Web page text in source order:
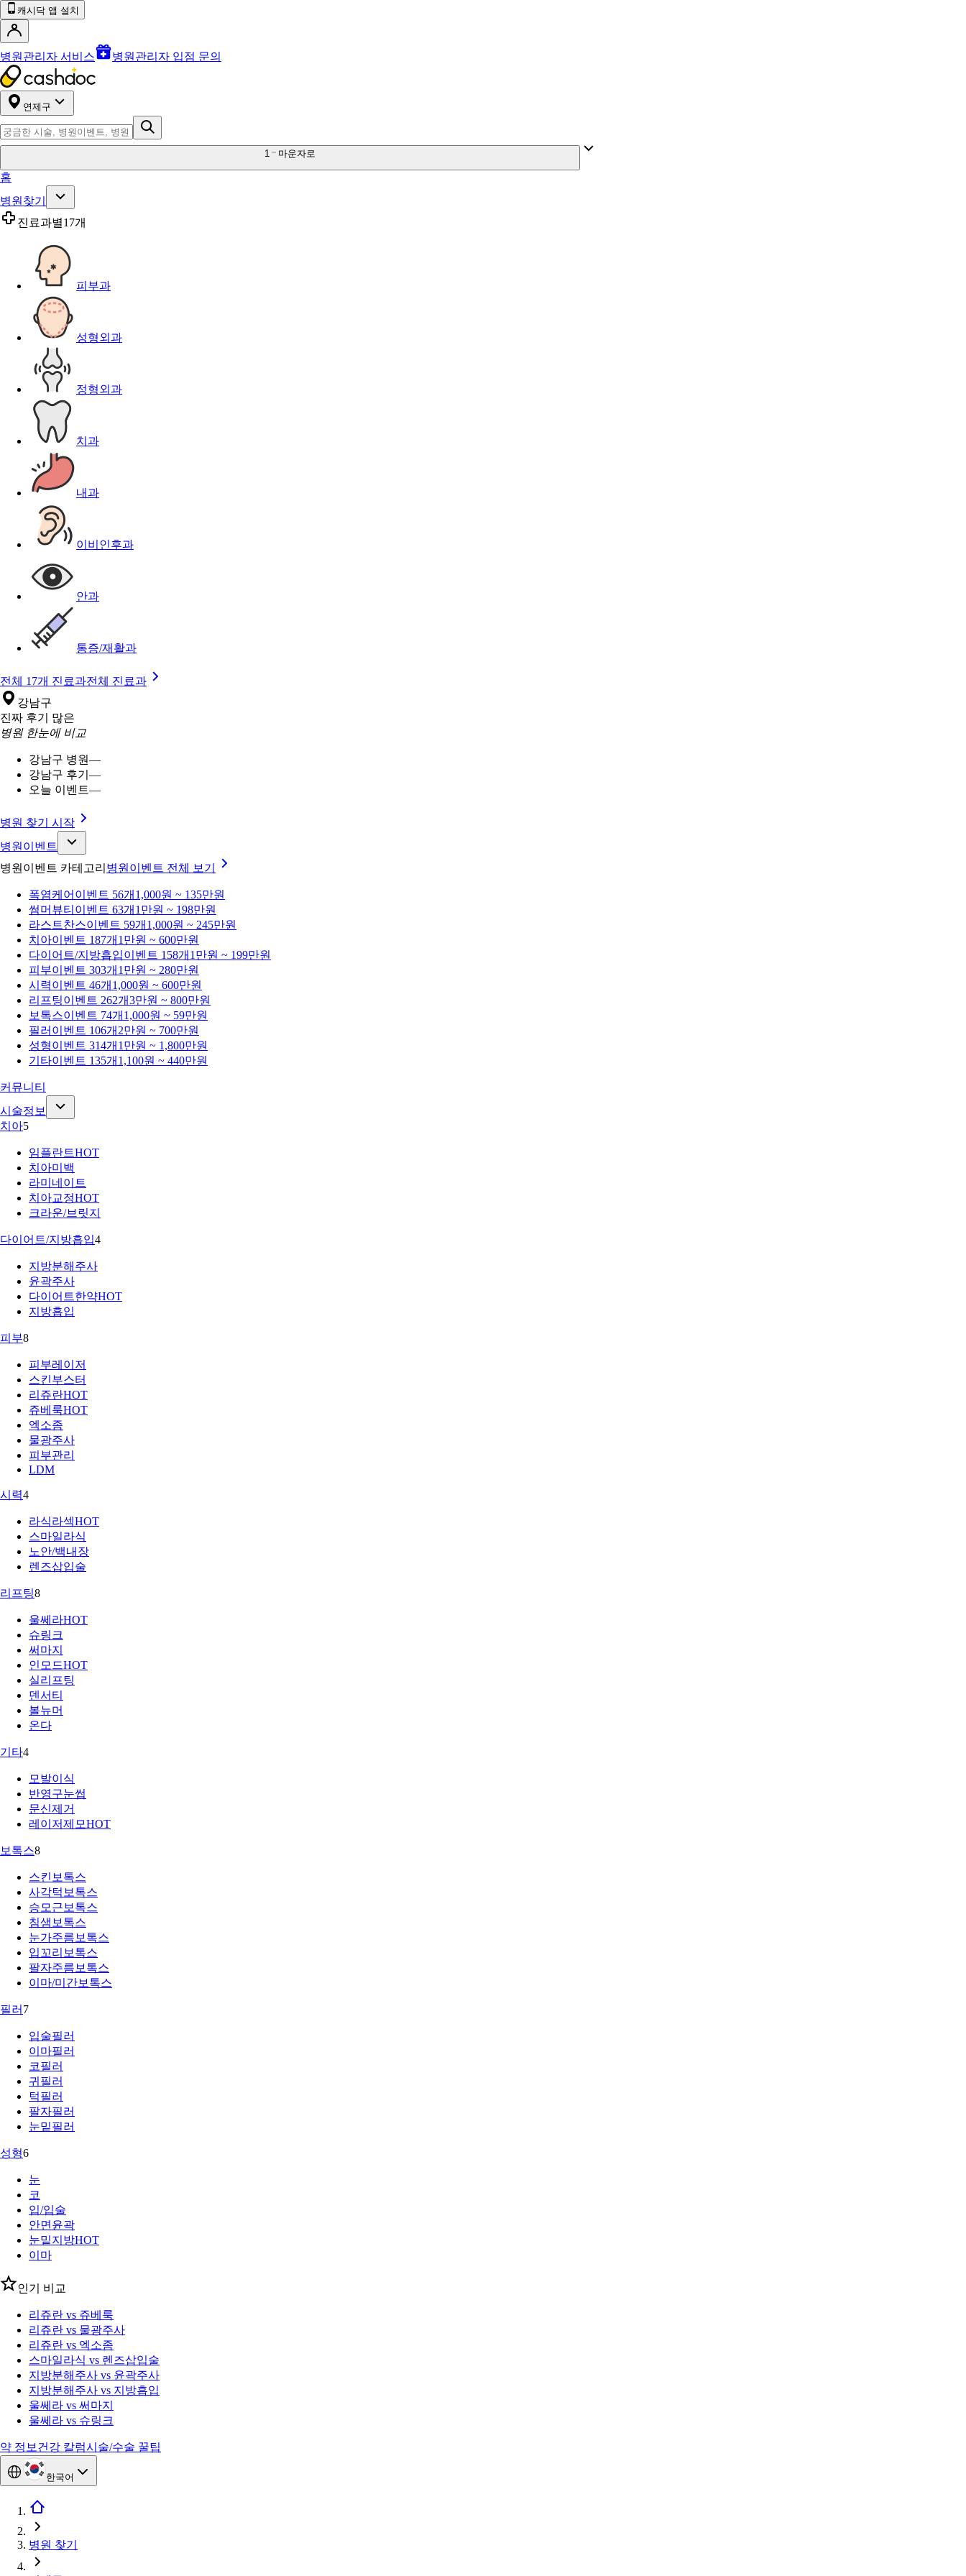
캐시닥 앱 설치
병원관리자 서비스 병원관리자 입점 문의
연제구
1 마운자로
홈
병원찾기
진료과별17개
피부과
성형외과
정형외과
치과
내과
이비인후과
안과
통증/재활과
전체 17개 진료과전체 진료과
강남구
진짜 후기 많은
병원 한눈에 비교
강남구 병원—
강남구 후기 —
오늘 이벤트—
병원 찾기 시작
병원이벤트
병원이벤트 카테고리 병원이벤트 전체 보기
폭염케어 이벤트 56개 1,000원 ~ 135만원
썸머뷰티 이벤트 63개 1만원 ~ 198만원
라스트찬스이벤트 59개 1,000원 ~ 245만원
치아이벤트 187개 1만원 ~ 600만원
다이어트/지방흡입이벤트 158개 1만원 ~ 199만원
피부이벤트 303개 1만원 ~ 280만원
시력이벤트 46개 1,000원 ~ 600만원
리프팅이벤트 262개3만원 ~ 800만원
보톡스이벤트 74개 1,000원 ~ 59만원
필러 이벤트 106개 2만원 ~ 700만원
성형이벤트 314개 1만원 ~ 1,800만원
기타이벤트 135개 1,100원 ~ 440만원
커뮤니티
시술정보
치아5
임플란트HOT
치아미백
라미네이트
치아교정HOT
크라운/브릿지
다이어트/지방흡입4
지방분해주사
윤곽주사
다이어트한약HOT
지방흡입
피부8
피부레이저
스킨부스터
리쥬란HOT
쥬베룩HOT
엑소좀
물광주사
피부관리
LDM
시력4
라식라섹HOT
스마일라식
노안/백내장
렌즈삽입술
리프팅8
울쎄라HOT
슈링크
써마지
인모드HOT
실리프팅
덴서티
볼뉴머
온다
기타4
모발이식
반영구눈썹
문신제거
레이저제모HOT
보톡스8
스킨보톡스
사각턱보톡스
승모근보톡스
침샘보톡스
눈가주름보톡스
입꼬리보톡스
팔자주름보톡스
이마/미간보톡스
필러 7
입술필러
이마필러
코필러
귀필러
턱필러
팔자필러
눈밑필러
성형6
눈
코
입/입술
안면윤곽
눈밑지방HOT
이마
인기 비교
리쥬란 vs 쥬베룩
리쥬란 vs 물광주사
리쥬란 vs 엑소좀
스마일라식 vs 렌즈삽입술
지방분해주사 vs 윤곽주사
지방분해주사 vs 지방흡입
울쎄라 vs 써마지
울쎄라 vs 슈링크
약 정보 건강 칼럼시술/수술 꿀팁
한국어
병원 찾기